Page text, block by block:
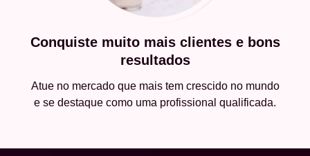
Conquiste muito mais clientes e bons
resultados
Atue no mercado que mais tem crescido no mundo
e se destaque como uma profissional qualificada.